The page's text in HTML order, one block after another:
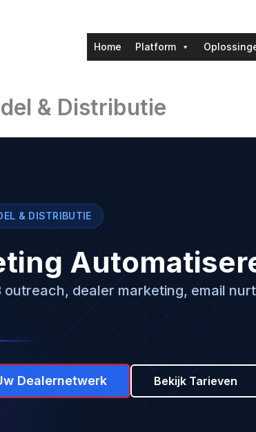
Home Platform
& Distributie
& DISTRIBUTIE
outreach, dealer marketing, email
Dealernetwerk Bekijk Tarieven